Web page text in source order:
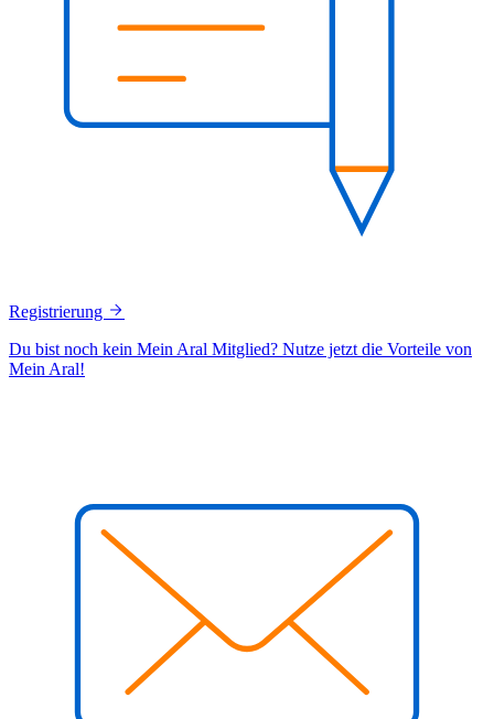
Registrierung
Du bist noch kein Mein Aral Mitglied? Nutze jetzt die Vorteile von
Mein Aral!